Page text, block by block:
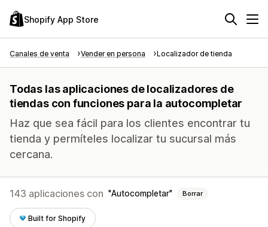
Shopify App Store
Canales de venta Vender en persona Localizador de tienda
Todas las aplicaciones de localizadores de
tiendas con funciones para la autocompletar
Haz que sea fácil para los clientes encontrar tu
tienda y permíteles localizar tu sucursal más
cercana.
143 aplicaciones con Autocompletar Borrar
Built for Shopify